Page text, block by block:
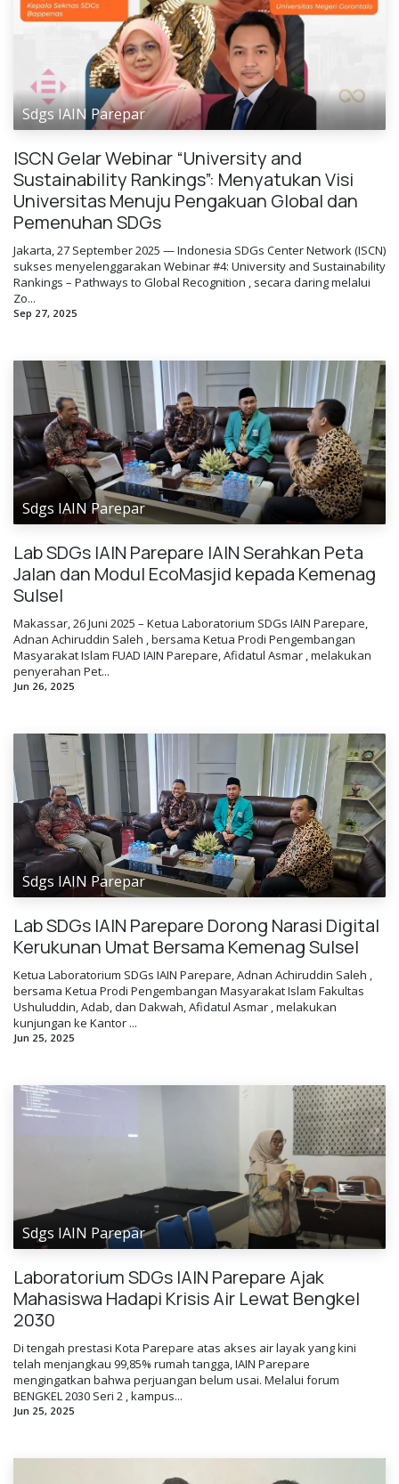
Sdgs IAIN Parepar
ISCN Gelar Webinar “University and
Sustainability Rankings”: Menyatukan Visi
Universitas Menuju Pengakuan Global dan
Pemenuhan SDGs
Jakarta, 27 September 2025 — Indonesia SDGs Center Network (ISCN)
sukses menyelenggarakan Webinar #4: University and Sustainability
Rankings – Pathways to Global Recognition , secara daring melalui
Zo...
Sep 27, 2025
Sdgs IAIN Parepar
Lab SDGs IAIN Parepare IAIN Serahkan Peta
Jalan dan Modul EcoMasjid kepada Kemenag
Sulsel
Makassar, 26 Juni 2025 – Ketua Laboratorium SDGs IAIN Parepare,
Adnan Achiruddin Saleh , bersama Ketua Prodi Pengembangan
Masyarakat Islam FUAD IAIN Parepare, Afidatul Asmar , melakukan
penyerahan Pet...
Jun 26, 2025
Sdgs IAIN Parepar
Lab SDGs IAIN Parepare Dorong Narasi Digital
Kerukunan Umat Bersama Kemenag Sulsel
Ketua Laboratorium SDGs IAIN Parepare, Adnan Achiruddin Saleh ,
bersama Ketua Prodi Pengembangan Masyarakat Islam Fakultas
Ushuluddin, Adab, dan Dakwah, Afidatul Asmar , melakukan
kunjungan ke Kantor ...
Jun 25, 2025
Sdgs IAIN Parepar
Laboratorium SDGs IAIN Parepare Ajak
Mahasiswa Hadapi Krisis Air Lewat Bengkel
2030
Di tengah prestasi Kota Parepare atas akses air layak yang kini
telah menjangkau 99,85% rumah tangga, IAIN Parepare
mengingatkan bahwa perjuangan belum usai. Melalui forum
BENGKEL 2030 Seri 2 , kampus...
Jun 25, 2025